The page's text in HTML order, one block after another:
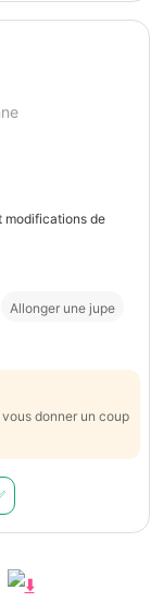
modifications de
Allonger une jupe
donner un coup